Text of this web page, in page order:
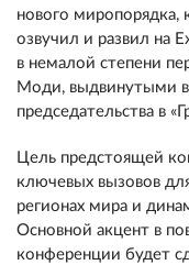
нового
озвучил и развил на
в немалой степени
Моди, выдвинутыми
председательства в
Цель предстоящей
ключевых вызовов
регионах мира и
Основной акцент в
конференции будет